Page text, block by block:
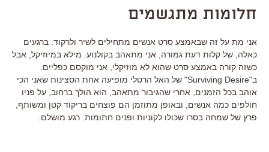
חלומות מתגשמים
אני מת על זה שבאמצע סרט אנשים מתחילים לשיר ולרקוד. ברגעים
כאלה, של קלות דעת גמורה, אני מתאהב בקולנוע. מילא במיוזיקל, אבל
כשזה קורה באמצע סרט שהוא לא מוזיקלי, אני מוקסם כפליים.
ב"Surviving Desire" של האל הרטלי מופיעה אחת הסצינות שאני הכי
אוהב בכל הזמנים, אחרי שהגיבור מתאהב, הוא הולך ברחוב, על פניו
חולפים כמה אנשים, ובאופן מתוזמן הם פוצחים בריקוד קטן ומשותף,
פרץ של שמחה בסרו שכולו לקוניות ופנים חתומות. רגע מושלם.